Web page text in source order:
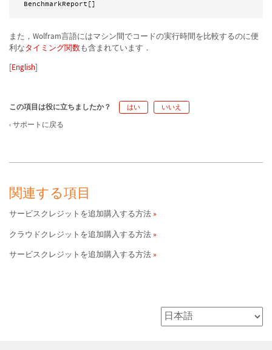
また，Wolfram言語にはマシン間でコードの実行時間を比較するのに便
利なタイミング関数も含まれています．
[English]
この項目は役に立ちましたか？ はい いいえ
サポートに戻る
関連する項目
サービスクレジットを追加購入する方法
クラウドクレジットを追加購入する方法
サービスクレジットを追加購入する方法